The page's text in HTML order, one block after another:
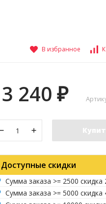
В избранное
3 240 ₽
Доступные скидки
Сумма заказа >= 2500 скидка
Сумма заказа >= 5000 скидка